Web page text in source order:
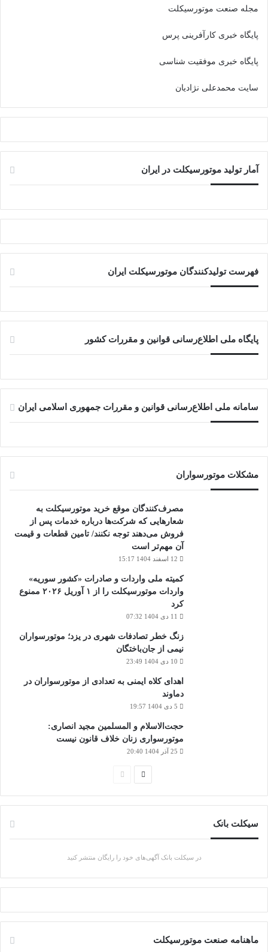
مجله صنعت موتورسیکلت
پایگاه خبری کارآفرینی پرس
پایگاه خبری موفقیت شناسی
سایت محمدعلی نژادیان
آمار تولید موتورسیکلت در ایران
فهرست تولیدکنندگان موتورسیکلت ایران
پایگاه ملی اطلاع‌رسانی قوانین و مقررات کشور
سامانه ملی اطلاع‌رسانی قوانین و مقررات جمهوری اسلامی ایران
مشکلات موتورسواران
مصرف‌کنندگان موقع خرید موتورسیکلت به
شعارهایی که شرکت‌ها درباره خدمات پس از
فروش می‌دهند توجه نکنند/ تامین قطعات و قیمت
آن مهم‌تر است
12 اسفند 1404 15:17
کمیته ملی واردات و صادرات «کشور سوریه»
واردات موتورسیکلت را از ۱ آوریل ۲۰۲۶ ممنوع
کرد
11 دی 1404 07:32
زنگ خطر تصادفات شهری در یزد؛ موتورسواران
نیمی از جان‌باختگان
10 دی 1404 23:49
اهدای کلاه ایمنی به تعدادی از موتورسواران در
دماوند
5 دی 1404 19:57
حجت‌الاسلام و المسلمین مجید انصاری:
موتورسواری زنان خلاف قانون نیست
25 آذر 1404 20:40
صفحه
سیکلت بانک
در سیکلت بانک آگهی‌های خود را رایگان منتشر کنید
ماهنامه صنعت موتورسیکلت